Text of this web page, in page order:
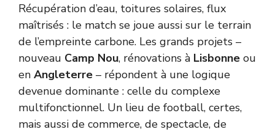
Récupération d’eau, toitures solaires, flux
maîtrisés : le match se joue aussi sur le terrain
de l’empreinte carbone. Les grands projets –
nouveau Camp Nou, rénovations à Lisbonne ou
en Angleterre – répondent à une logique
devenue dominante : celle du complexe
multifonctionnel. Un lieu de football, certes,
mais aussi de commerce, de spectacle, de